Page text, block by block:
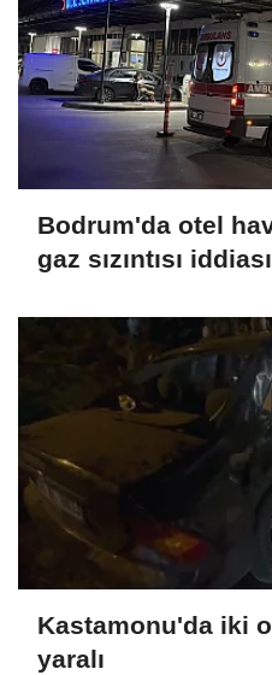
Bodrum'da otel
gaz sızıntısı
Kastamonu'da iki
yaralı